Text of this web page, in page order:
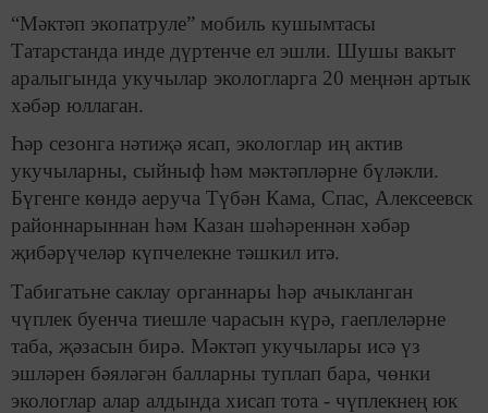
“Мәктәп экопатруле” мобиль кушымтасы
Татарстанда инде дүртенче ел эшли. Шушы вакыт
аралыгында укучылар экологларга 20 меңнән артык
хәбәр юллаган.
Һәр сезонга нәтиҗә ясап, экологлар иң актив
укучыларны, сыйныф һәм мәктәпләрне бүләкли.
Бүгенге көндә аеруча Түбән Кама, Спас, Алексеевск
районнарыннан һәм Казан шәһәреннән хәбәр
җибәрүчеләр күпчелекне тәшкил итә.
Табигатьне саклау органнары һәр ачыкланган
чүплек буенча тиешле чарасын күрә, гаеплеләрне
таба, җәзасын бирә. Мәктәп укучылары исә үз
эшләрен бәяләгән балларны туплап бара, чөнки
экологлар алар алдында хисап тота - чүплекнең юк